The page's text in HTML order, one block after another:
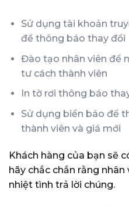
Sử dụng tài khoản
để thông báo thay đổi
Đào tạo nhân viên để
tư cách thành viên
In tờ rơi thông báo
Sử dụng biển báo để
thành viên và giá mới
Khách hàng của bạn sẽ
hãy chắc chắn rằng nhân
nhiệt tình trả lời chúng.